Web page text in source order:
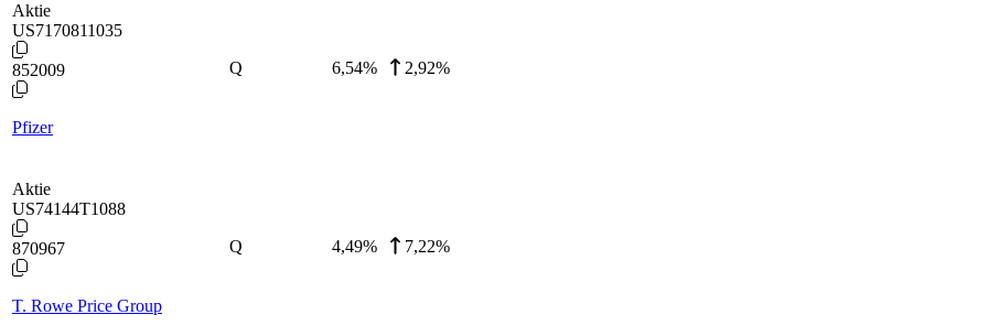
Aktie
US7170811035
852009
Pfizer
Q 6,54% 2,92%
Aktie
US74144T1088
870967
T. Rowe Price Group
Q 4,49% 7,22%